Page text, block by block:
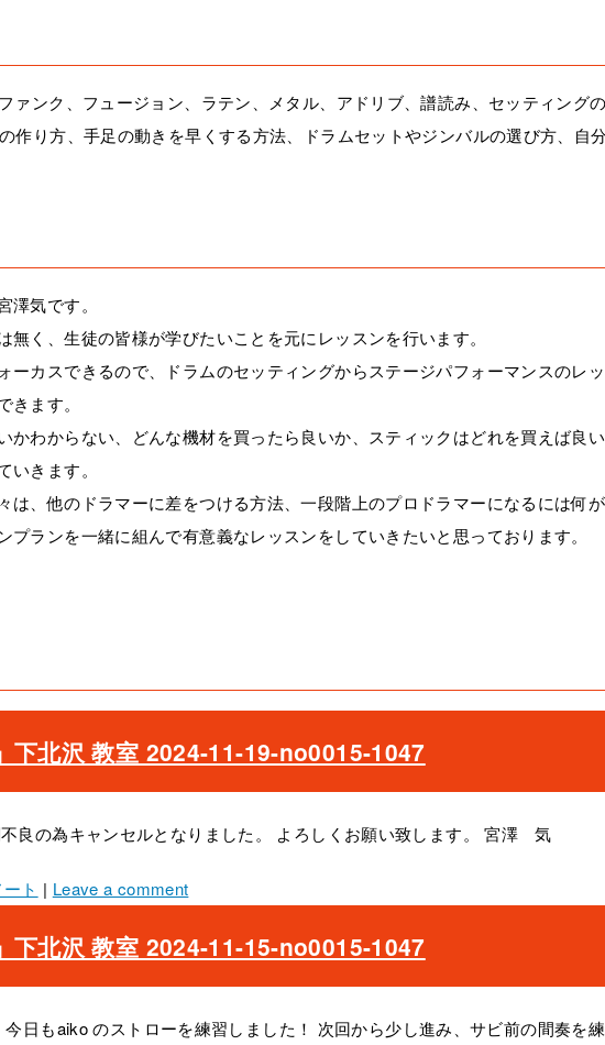
ァンク、フュージョン、ラテン、メタル、アドリブ、譜読み、セッティング
作り方、手足の動きを早くする方法、ドラムセットやジンバルの選び方、自
気です。
無く、生徒の皆様が学びたいことを元にレッスンを行います。
ーカスできるので、ドラムのセッティングからステージパフォーマンスのレ
ます。
かわからない、どんな機材を買ったら良いか、スティックはどれを買えば良
きます。
は、他のドラマーに差をつける方法、一段階上のプロドラマーになるには何
ランを一緒に組んで有意義なレッスンをしていきたいと思っております。
下北沢 教室 2024-11-19-no0015-1047
良の為キャンセルとなりました。 よろしくお願い致します。 宮澤 気
ト | Leave a comment
下北沢 教室 2024-11-15-no0015-1047
日もaiko のストローを練習しました！ 次回から少し進み、サビ前の間奏を